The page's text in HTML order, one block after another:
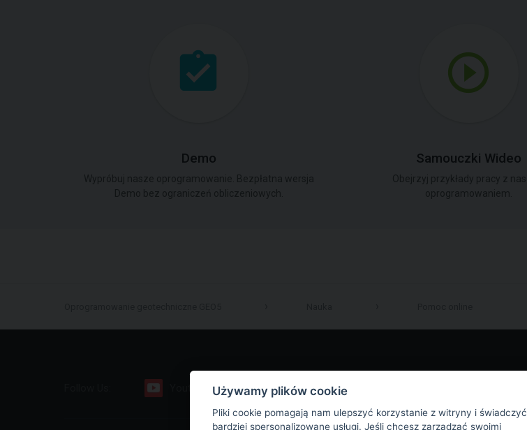
Demo Samouczki Wideo
Facebook
Używamy plików cookie
Pliki cookie pomagają nam ulepszyć korzystanie z witryny i świadczyć
bardziej spersonalizowane usługi. Jeśli chcesz zarządzać swoimi